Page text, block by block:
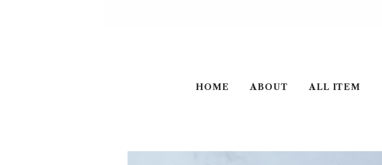
HOME ABOUT ALL ITEM